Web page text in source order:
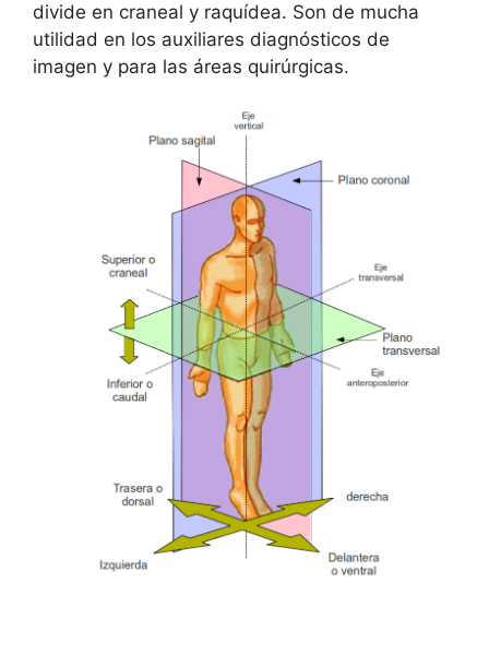
divide en craneal y raquídea. Son de mucha
utilidad en los auxiliares diagnósticos de
imagen y para las áreas quirúrgicas.